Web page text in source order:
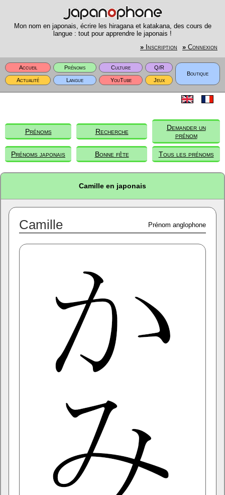
Mon nom en japonais, écrire les hiragana et katakana, des cours de
langue : tout pour apprendre le japonais !
» Inscription » Connexion
Accueil Prénoms Culture
Q/R
Boutique
Actualité
Langue YouTube Jeux
Prénoms Recherche
Demander un
prénom
Prénoms japonais Bonne fête Tous les prénoms
Camille en japonais
Camille Prénom anglophone